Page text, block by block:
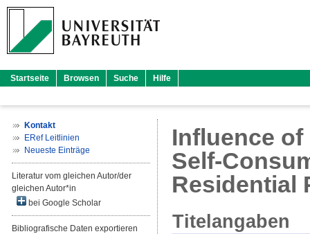
Startseite Browsen Suche Hilfe
Kontakt
ERef Leitlinien
Neueste Einträge
Literatur vom gleichen Autor/der
gleichen Autor*in
bei Google Scholar
Bibliografische Daten exportieren
Influence
Self-
Residential
Titelangaben